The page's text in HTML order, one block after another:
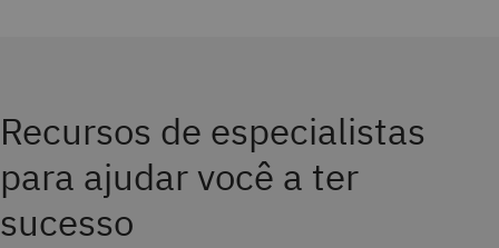
Recursos de especialistas
para ajudar você a ter
sucesso